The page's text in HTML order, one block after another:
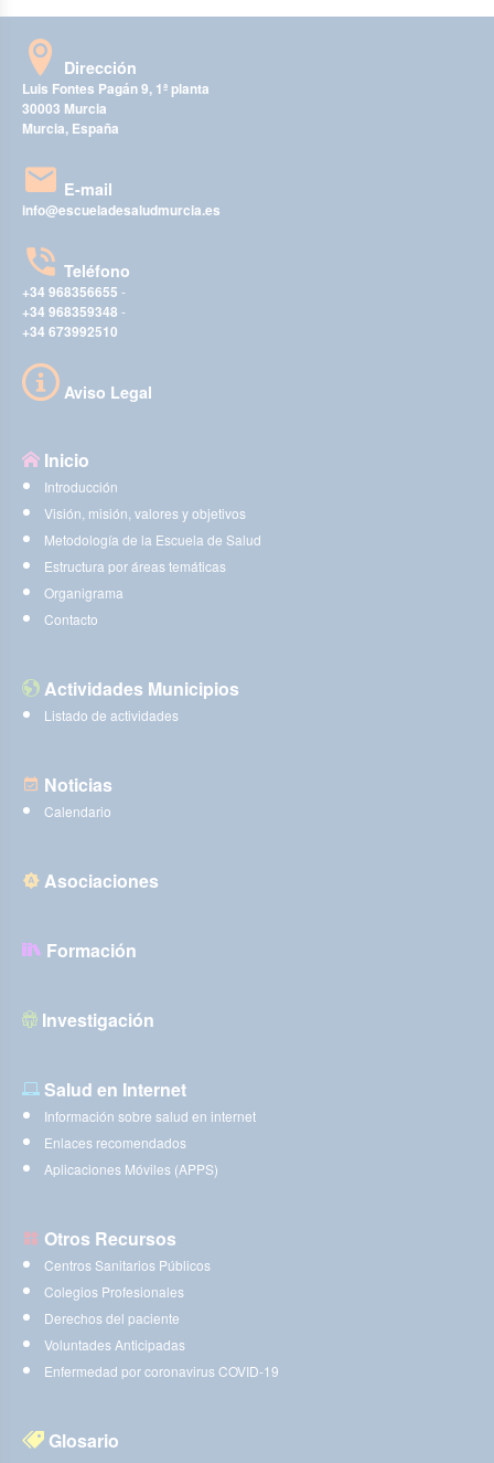
Dirección
Luis Fontes Pagán 9, 1ª planta
30003 Murcia
Murcia, España
E-mail
info@escueladesaludmurcia.es
Teléfono
+34 968356655 -
+34 968359348 -
+34 673992510
Aviso Legal
Inicio
Introducción
Visión, misión, valores y objetivos
Metodología de la Escuela de Salud
Estructura por áreas temáticas
Organigrama
Contacto
Actividades Municipios
Listado de actividades
Noticias
Calendario
Asociaciones
Formación
Investigación
Salud en Internet
Información sobre salud en internet
Enlaces recomendados
Aplicaciones Móviles (APPS)
Otros Recursos
Centros Sanitarios Públicos
Colegios Profesionales
Derechos del paciente
Voluntades Anticipadas
Enfermedad por coronavirus COVID-19
Glosario